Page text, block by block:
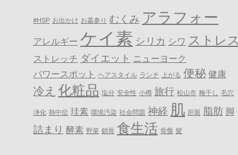
#HSP お出かけ お墓参り むくみ アラフォー
アレルギー ケイ素 シリカ シワ ストレス
ストレッチ ダイエット
ニューヨーク
パワースポット
ヘアスタイル ランチ 上がる 便秘 健康
冷え 化粧品 塩分 安全性 小樽 旅行 松山市 梅干し 毛穴
浄化 熱中症 珪素 環境汚染 社会問題 神経 肌 肝斑 脂肪 脚
詰まり 酵素 野菜 鎖骨 食生活 骨盤 髪